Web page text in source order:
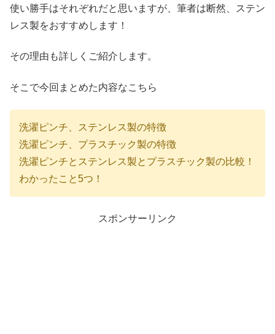
使い勝手はそれぞれだと思いますが、筆者は断然、ステン
レス製をおすすめします！
その理由も詳しくご紹介します。
そこで今回まとめた内容なこちら
洗濯ピンチ、ステンレス製の特徴
洗濯ピンチ、プラスチック製の特徴
洗濯ピンチとステンレス製とプラスチック製の比較！
わかったこと5つ！
スポンサーリンク